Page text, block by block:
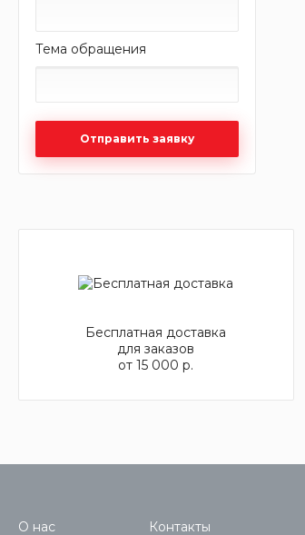
Тема обращения
Отправить заявку
Бесплатная доставка
для заказов
от 15 000 р.
О нас Контакты